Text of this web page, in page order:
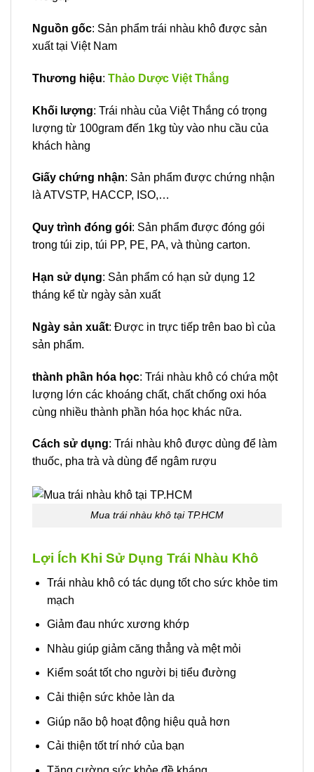
Nguồn gốc: Sản phẩm trái nhàu khô được sản
xuất tại Việt Nam
Thương hiệu: Thảo Dược Việt Thắng
Khối lượng: Trái nhàu của Việt Thắng có trọng
lượng từ 100gram đến 1kg tùy vào nhu cầu của
khách hàng
Giấy chứng nhận: Sản phẩm được chứng nhận
là ATVSTP, HACCP, ISO,…
Quy trình đóng gói: Sản phẩm được đóng gói
trong túi zip, túi PP, PE, PA, và thùng carton.
Hạn sử dụng: Sản phẩm có hạn sử dụng 12
tháng kể từ ngày sản xuất
Ngày sản xuất: Được in trực tiếp trên bao bì của
sản phẩm.
thành phần hóa học: Trái nhàu khô có chứa một
lượng lớn các khoáng chất, chất chống oxi hóa
cùng nhiều thành phần hóa học khác nữa.
Cách sử dụng: Trái nhàu khô được dùng để làm
thuốc, pha trà và dùng để ngâm rượu
Mua trái nhàu khô tại TP.HCM
Lợi Ích Khi Sử Dụng Trái Nhàu Khô
Trái nhàu khô có tác dụng tốt cho sức khỏe tim
mạch
Giảm đau nhức xương khớp
Nhàu giúp giảm căng thẳng và mệt mỏi
Kiểm soát tốt cho người bị tiểu đường
Cải thiện sức khỏe làn da
Giúp não bộ hoạt động hiệu quả hơn
Cải thiện tốt trí nhớ của bạn